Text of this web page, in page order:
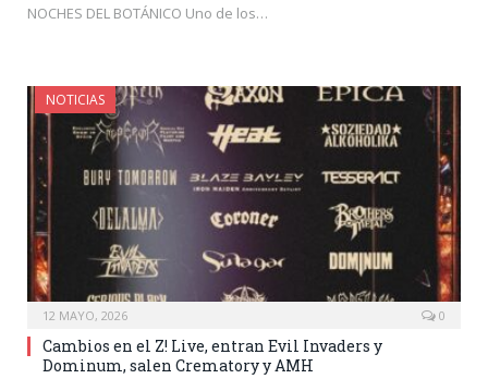
NOCHES DEL BOTÁNICO Uno de los…
NOTICIAS
12 MAYO, 2026 0
Cambios en el Z! Live, entran Evil Invaders y
Dominum, salen Crematory y AMH